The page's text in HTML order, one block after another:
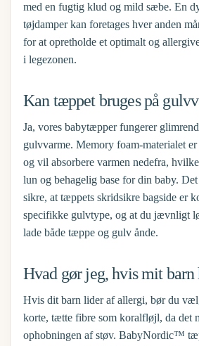
med en fugtig klud og mild sæbe. En
tøjdamper kan foretages hver anden
for at opretholde et optimalt og
i legezonen.
Kan tæppet bruges på
Ja, vores babytæpper fungerer
gulvvarme. Memory foam-materialet
og vil absorbere varmen nedefra,
lun og behagelig base for din baby.
sikre, at tæppets skridsikre bagside er
specifikke gulvtype, og at du jævnligt
lade både tæppe og gulv ånde.
Hvad gør jeg, hvis mit barn
Hvis dit barn lider af allergi, bør du
korte, tætte fibre som koralfløjl, da det
ophobningen af støv. BabyNordic™